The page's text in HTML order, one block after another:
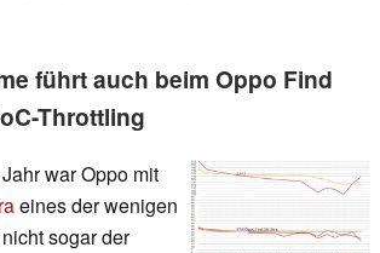
führt auch beim Oppo Find
Throttling
war Oppo mit
eines der wenigen
sogar der